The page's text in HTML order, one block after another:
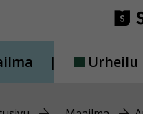
Urheilu